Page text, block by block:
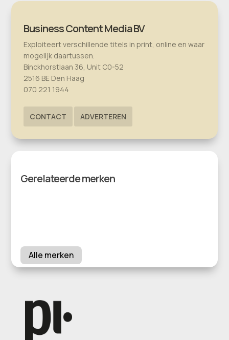
Business Content Media BV
Exploiteert verschillende titels in print, online en waar
mogelijk daartussen.
Binckhorstlaan 36, Unit C0-52
2516 BE Den Haag
070 221 1944
CONTACT ADVERTEREN
Gerelateerde merken
Alle merken